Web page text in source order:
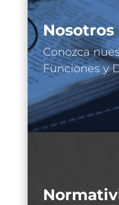
Nosotros
Conozca
Funciones y